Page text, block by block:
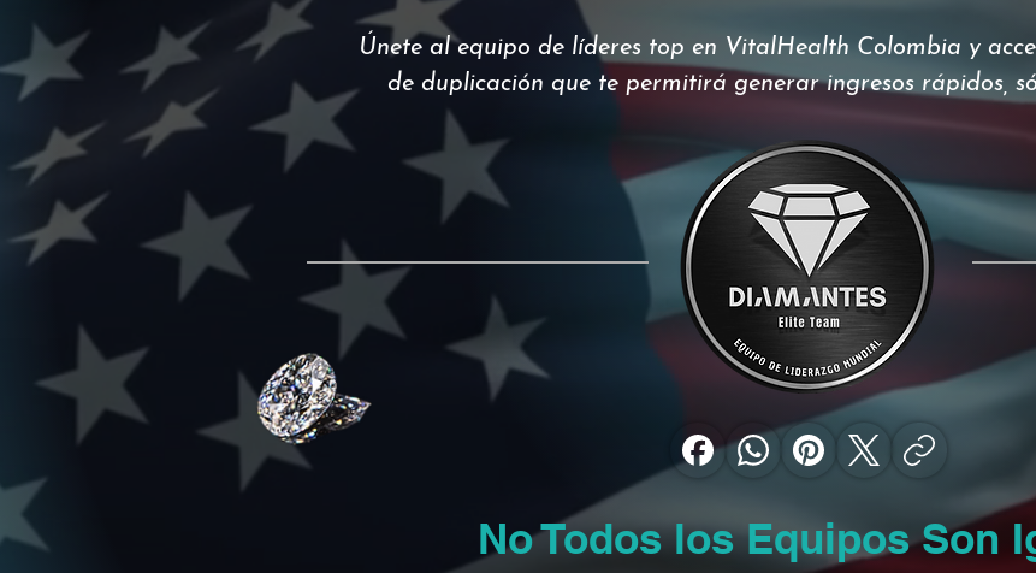
Únete al equipo de líderes top en VitalHealth Colombia y
de duplicación que te permitirá generar ingresos rápidos,
No Todos los Equipos Son